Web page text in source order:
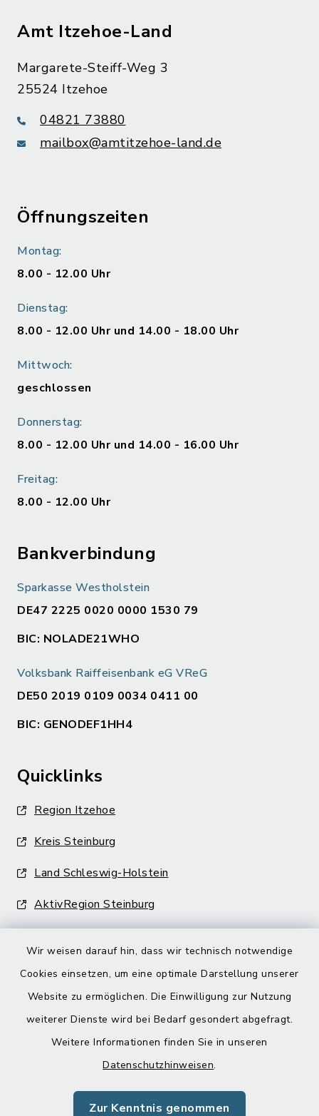
Wir weisen darauf hin, dass wir technisch notwendige
Cookies einsetzen, um eine optimale Darstellung unserer
Website zu ermöglichen. Die Einwilligung zur Nutzung
weiterer Dienste wird bei Bedarf gesondert abgefragt.
Weitere Informationen finden Sie in unseren
Datenschutzhinweisen.
Zur Kenntnis genommen
Amt Itzehoe-Land
Margarete-Steiff-Weg 3
25524 Itzehoe
04821 73880
mailbox@amtitzehoe-land.de
Öffnungszeiten
Montag:
8.00 - 12.00 Uhr
Dienstag:
8.00 - 12.00 Uhr und 14.00 - 18.00 Uhr
Mittwoch:
geschlossen
Donnerstag:
8.00 - 12.00 Uhr und 14.00 - 16.00 Uhr
Freitag:
8.00 - 12.00 Uhr
Bankverbindung
Sparkasse Westholstein
DE47 2225 0020 0000 1530 79
BIC: NOLADE21WHO
Volksbank Raiffeisenbank eG VReG
DE50 2019 0109 0034 0411 00
BIC: GENODEF1HH4
Quicklinks
Region Itzehoe
Kreis Steinburg
Land Schleswig-Holstein
AktivRegion Steinburg
Barrierefreiheit